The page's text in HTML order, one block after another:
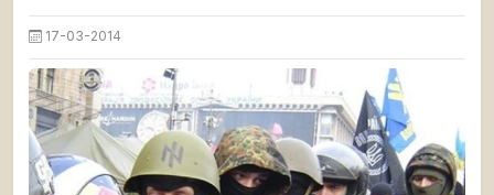
17-03-2014